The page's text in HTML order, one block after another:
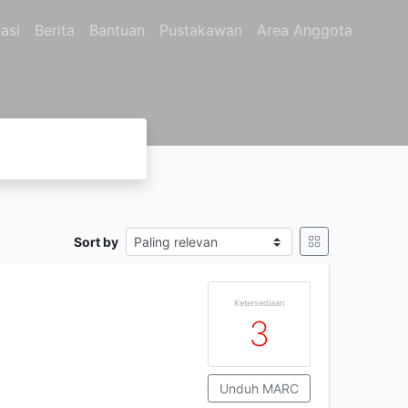
Berita Bantuan Pustakawan Area Anggota
Sort by
Ketersediaan
3
Unduh MARC